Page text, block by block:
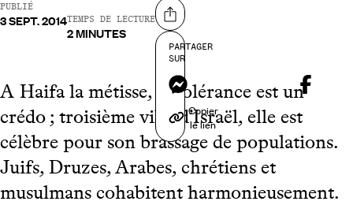
PUBLIÉ
3 SEPT. 2014TEMPS DE LECTURE
2 MINUTES
Partager sur
PARTAGER
SUR
Messenger
Copier
le lien
A Haifa la métisse, la tolérance est un
crédo ; troisième ville d’Israël, elle est
célèbre pour son brassage de populations.
Juifs, Druzes, Arabes, chrétiens et
musulmans cohabitent harmonieusement.